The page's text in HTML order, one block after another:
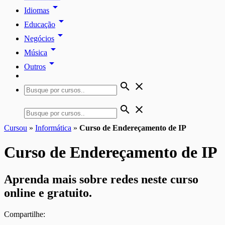
Idiomas arrow_drop_down
Educação arrow_drop_down
Negócios arrow_drop_down
Música arrow_drop_down
Outros arrow_drop_down
search close
search close
Cursou » Informática » Curso de Endereçamento de IP
Curso de Endereçamento de IP
Aprenda mais sobre redes neste curso
online e gratuito.
Compartilhe: